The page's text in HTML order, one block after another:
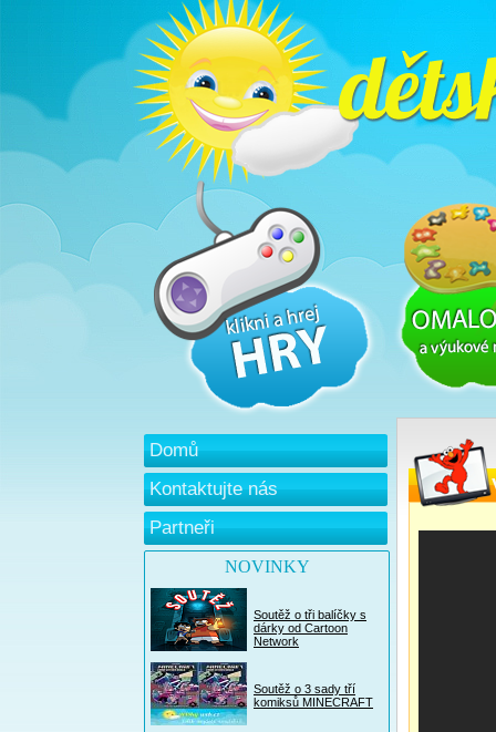
Domů
Kontaktujte nás
Partneři
NOVINKY
Soutěž o tři balíčky s
dárky od Cartoon
Network
Soutěž o 3 sady tří
komiksů MINECRAFT